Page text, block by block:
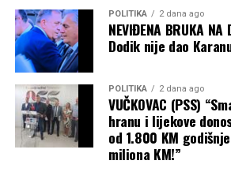
POLITIKA 2 dana ago
NEVIĐENA BRUKA NA
Dodik nije dao
POLITIKA 2 dana ago
VUČKOVAC (PSS)
hranu i lijekove
od 1.800 KM
miliona KM!”